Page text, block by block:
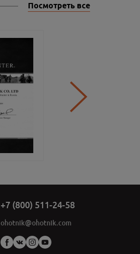
Посмотреть все
+7 (800) 511-24-58
ohotnik@ohotnik.com
Мы
в